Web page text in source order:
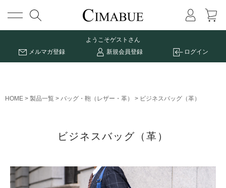
メニュー
ようこそゲストさん
メルマガ登録
新規会員登録 ログイン
HOME 製品一覧 バッグ・鞄（レザー・革） ビジネスバッグ（革）
ビジネスバッグ（革）